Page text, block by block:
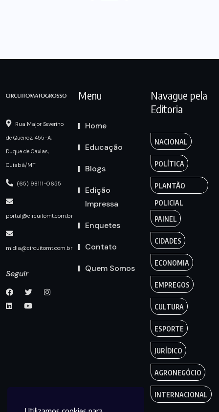
Rua Major Severino
de Queiroz, 455-A,
Duque de Caxias,
Cuiabá/MT
(65) 98111-0655
portal@circuitomt.com.br
midia@circuitomt.com.br
Seguir
Menu
Home
Educação
Blogs
Edição
Impressa
Enquetes
Contato
Quem Somos
Navague pela
Editoria
NACIONAL
POLÍTICA
PLANTÃO
POLICIAL
PAINEL
CIDADES
ECONOMIA
EMPREGOS
CULTURA
ESPORTE
JURÍDICO
AGRONEGÓCIO
INTERNACIONAL